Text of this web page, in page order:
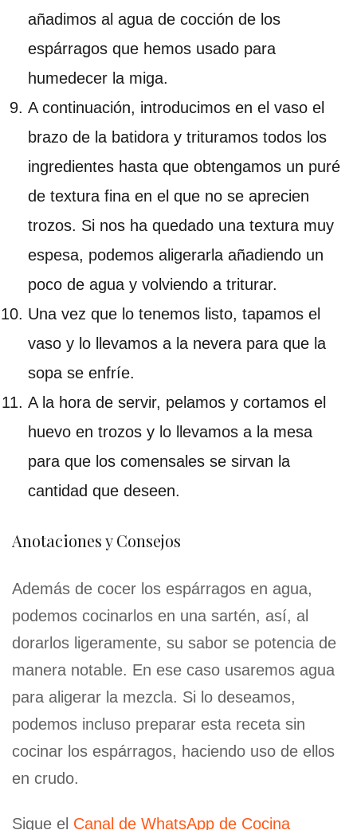
añadimos al agua de cocción de los
espárragos que hemos usado para
humedecer la miga.
A continuación, introducimos en el vaso el
brazo de la batidora y trituramos todos los
ingredientes hasta que obtengamos un puré
de textura fina en el que no se aprecien
trozos. Si nos ha quedado una textura muy
espesa, podemos aligerarla añadiendo un
poco de agua y volviendo a triturar.
Una vez que lo tenemos listo, tapamos el
vaso y lo llevamos a la nevera para que la
sopa se enfríe.
A la hora de servir, pelamos y cortamos el
huevo en trozos y lo llevamos a la mesa
para que los comensales se sirvan la
cantidad que deseen.
Anotaciones y Consejos
Además de cocer los espárragos en agua,
podemos cocinarlos en una sartén, así, al
dorarlos ligeramente, su sabor se potencia de
manera notable. En ese caso usaremos agua
para aligerar la mezcla. Si lo deseamos,
podemos incluso preparar esta receta sin
cocinar los espárragos, haciendo uso de ellos
en crudo.
Sigue el Canal de WhatsApp de Cocina